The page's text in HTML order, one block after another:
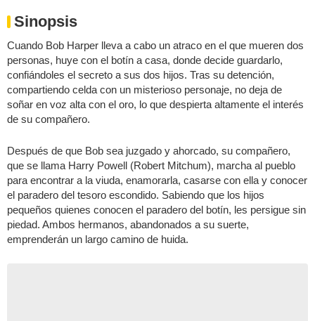
Sinopsis
Cuando Bob Harper lleva a cabo un atraco en el que mueren dos
personas, huye con el botín a casa, donde decide guardarlo,
confiándoles el secreto a sus dos hijos. Tras su detención,
compartiendo celda con un misterioso personaje, no deja de
soñar en voz alta con el oro, lo que despierta altamente el interés
de su compañero.
Después de que Bob sea juzgado y ahorcado, su compañero,
que se llama Harry Powell (Robert Mitchum), marcha al pueblo
para encontrar a la viuda, enamorarla, casarse con ella y conocer
el paradero del tesoro escondido. Sabiendo que los hijos
pequeños quienes conocen el paradero del botín, les persigue sin
piedad. Ambos hermanos, abandonados a su suerte,
emprenderán un largo camino de huida.